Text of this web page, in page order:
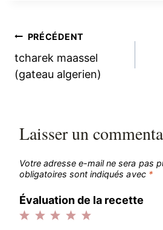
Navigation
de
PRÉCÉDENT
tcharek maassel
(gateau algerien)
Laisser un
Votre adresse e-mail ne sera pas
obligatoires sont indiqués avec *
Évaluation de la recette